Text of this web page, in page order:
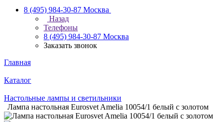
8 (495) 984-30-87 Москва
Назад
Телефоны
8 (495) 984-30-87 Москва
Заказать звонок
Главная
Каталог
Настольные лампы и светильники
Лампа настольная Eurosvet Amelia 10054/1 белый с золотом